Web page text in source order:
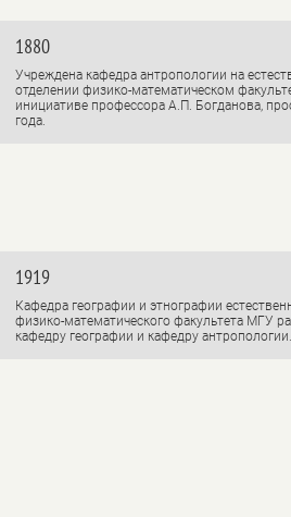
1880
Учреждена кафедра антропологии на
отделении физико-математическом
инициативе профессора А.П. Богданова,
года.
1919
Кафедра географии и этнографии
физико-математического факультета МГУ
кафедру географии и кафедру антропологии.